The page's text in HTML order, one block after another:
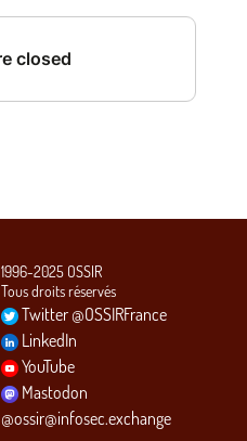
1996-2025 OSSIR
Tous droits réservés
Twitter @OSSIRFrance
LinkedIn
YouTube
Mastodon
@ossir@infosec.exchange